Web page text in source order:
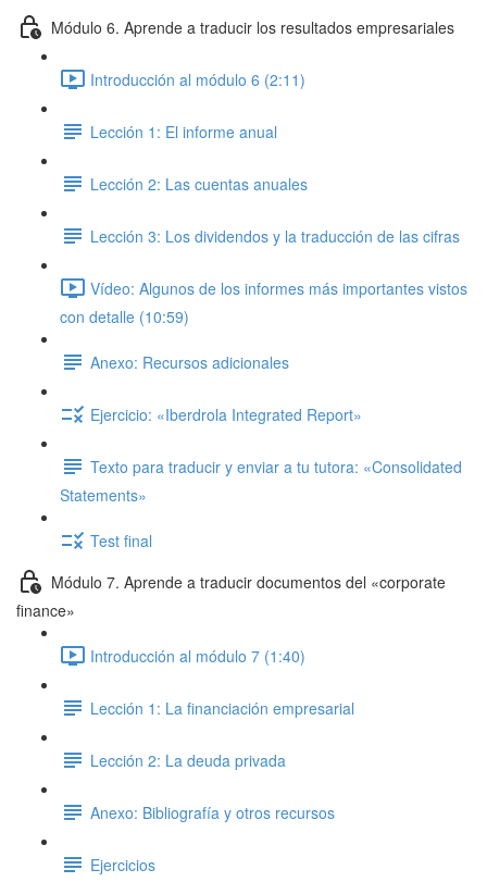
Módulo 6. Aprende a traducir los resultados empresariales
Introducción al módulo 6 (2:11)
Lección 1: El informe anual
Lección 2: Las cuentas anuales
Lección 3: Los dividendos y la traducción de las cifras
Vídeo: Algunos de los informes más importantes vistos
con detalle (10:59)
Anexo: Recursos adicionales
Ejercicio: «Iberdrola Integrated Report»
Texto para traducir y enviar a tu tutora: «Consolidated
Statements»
Test final
Módulo 7. Aprende a traducir documentos del «corporate
finance»
Introducción al módulo 7 (1:40)
Lección 1: La financiación empresarial
Lección 2: La deuda privada
Anexo: Bibliografía y otros recursos
Ejercicios